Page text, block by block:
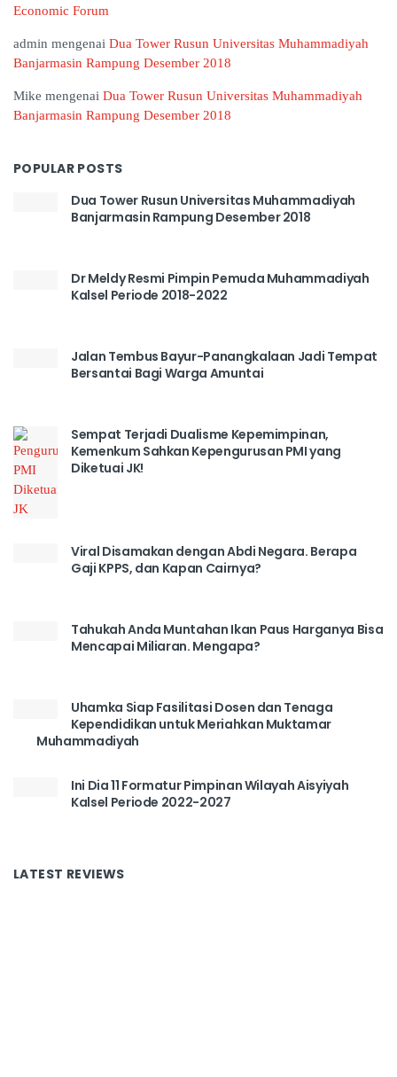
Economic Forum
admin mengenai Dua Tower Rusun Universitas Muhammadiyah
Banjarmasin Rampung Desember 2018
Mike mengenai Dua Tower Rusun Universitas Muhammadiyah
Banjarmasin Rampung Desember 2018
POPULAR POSTS
Dua Tower Rusun Universitas Muhammadiyah
Banjarmasin Rampung Desember 2018
Dr Meldy Resmi Pimpin Pemuda Muhammadiyah
Kalsel Periode 2018-2022
Jalan Tembus Bayur-Panangkalaan Jadi Tempat
Bersantai Bagi Warga Amuntai
Sempat Terjadi Dualisme Kepemimpinan,
Kemenkum Sahkan Kepengurusan PMI yang
Diketuai JK!
Viral Disamakan dengan Abdi Negara. Berapa
Gaji KPPS, dan Kapan Cairnya?
Tahukah Anda Muntahan Ikan Paus Harganya Bisa
Mencapai Miliaran. Mengapa?
Uhamka Siap Fasilitasi Dosen dan Tenaga
Kependidikan untuk Meriahkan Muktamar
Muhammadiyah
Ini Dia 11 Formatur Pimpinan Wilayah Aisyiyah
Kalsel Periode 2022-2027
LATEST REVIEWS